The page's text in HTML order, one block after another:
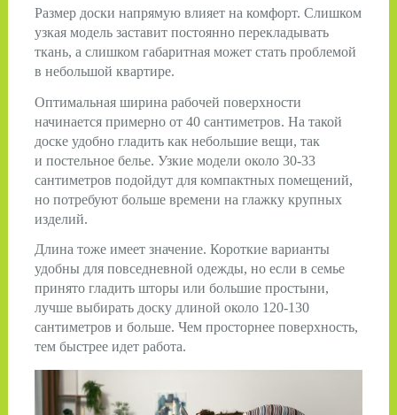
Размер доски напрямую влияет на комфорт. Слишком
узкая модель заставит постоянно перекладывать
ткань, а слишком габаритная может стать проблемой
в небольшой квартире.
Оптимальная ширина рабочей поверхности
начинается примерно от 40 сантиметров. На такой
доске удобно гладить как небольшие вещи, так
и постельное белье. Узкие модели около 30-33
сантиметров подойдут для компактных помещений,
но потребуют больше времени на глажку крупных
изделий.
Длина тоже имеет значение. Короткие варианты
удобны для повседневной одежды, но если в семье
принято гладить шторы или большие простыни,
лучше выбирать доску длиной около 120-130
сантиметров и больше. Чем просторнее поверхность,
тем быстрее идет работа.